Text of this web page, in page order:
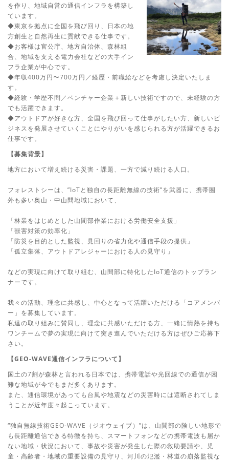
を作り、地域自営の通信インフラを構築し
ています。
◆東京を拠点に全国を飛び回り、日本の地
方創生と自然再生に貢献できる仕事です。
◆お客様は官公庁、地方自治体、森林組
合、地域を支える電力会社などの大手イン
フラ企業が中心です。
◆年収400万円〜700万円／経歴・前職給などを考慮し決定いたしま
す。
◆経験・学歴不問／ベンチャー企業＋新しい技術ですので、未経験の方
でも活躍できます。
◆アウトドアが好きな方、全国を飛び回って仕事がしたい方、新しいビ
ジネスを発展させていくことにやりがいを感じられる方が活躍できるお
仕事です。
【募集背景】
地方において増え続ける災害・課題、一方で減り続ける人口。
フォレストシーは、”IoTと独自の長距離無線の技術”を武器に、携帯圏
外も多い奥山・中山間地域において、
「林業をはじめとした山間部作業における労働安全支援」
「獣害対策の効率化」
「防災を目的とした監視、見回りの省力化や通信手段の提供」
「孤立集落、アウトドアレジャーにおける人の見守り」
などの実現に向けて取り組む、山間部に特化したIoT通信のトップラン
ナーです。
我々の活動、理念に共感し、中心となって活躍いただける「コアメンバ
ー」を募集しています。
私達の取り組みに賛同し、理念に共感いただける方、一緒に情熱を持ち
ワンチームで夢の実現に向けて突き進んでいただける方はぜひご応募下
さい。
【GEO-WAVE通信インフラについて】
国土の7割が森林と言われる日本では、携帯電話や光回線での通信が困
難な地域が今でもまだ多くあります。
また、通信環境があっても台風や地震などの災害時には遮断されてしま
うことが近年度々起こっています。
“独自無線技術GEO-WAVE（ジオウェイブ）”は、山間部の険しい地形で
も長距離通信できる特徴を持ち、スマートフォンなどの携帯電波も届か
ない地域・状況において、事故や災害が発生した際の救助要請や、児
童・高齢者・地域の重要設備の見守り、河川の氾濫・林道の崩落監視な